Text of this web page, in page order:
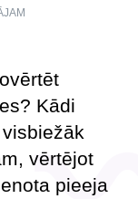
Kādi
vērtējot
pieeja